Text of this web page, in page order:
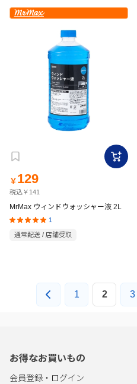
￥ 129
税込￥141
MrMax ウィンドウォッシャー液 2L
1
通常配送 / 店舗受取
1 2 3
お得なお買いもの
会員登録・ログイン